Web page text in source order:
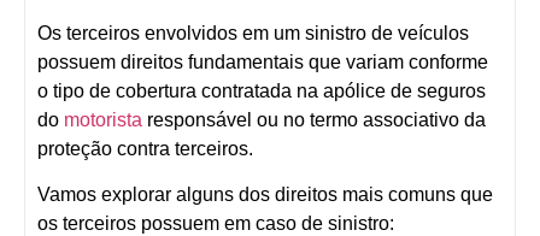
Os terceiros envolvidos em um sinistro de veículos
possuem direitos fundamentais que variam conforme
o tipo de cobertura contratada na apólice de seguros
do motorista responsável ou no termo associativo da
proteção contra terceiros.
Vamos explorar alguns dos direitos mais comuns que
os terceiros possuem em caso de sinistro: